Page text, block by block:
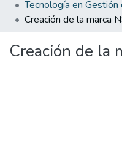
Statistics
Creación de la